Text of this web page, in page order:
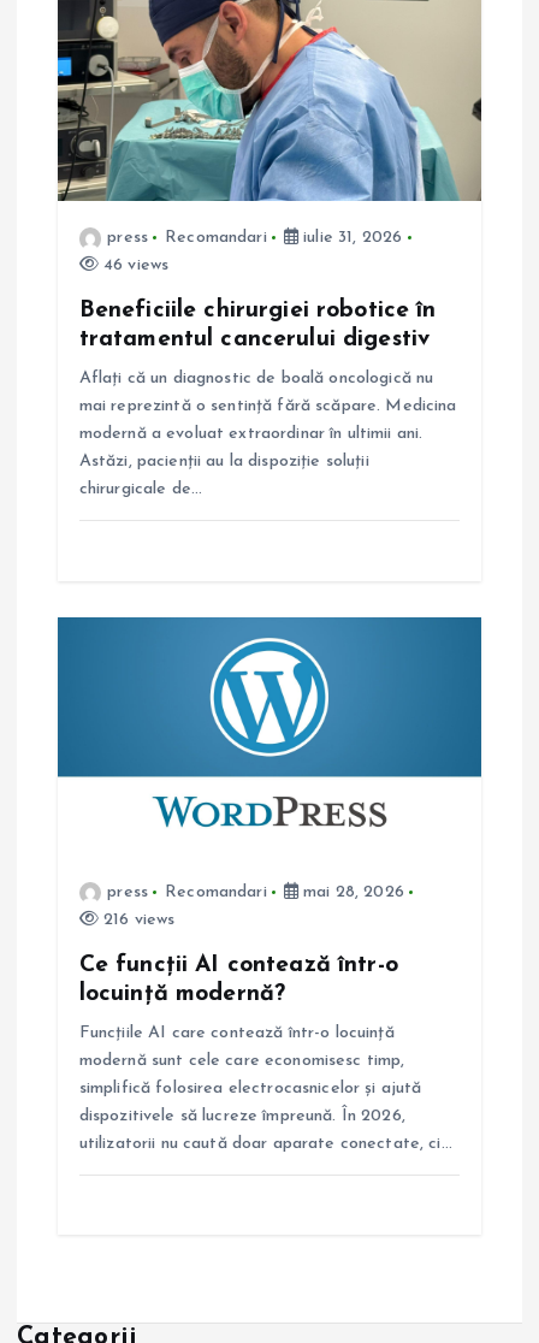
n
a
r
t
press Recomandari
iulie 31, 2026
46 views
Beneficiile chirurgiei robotice în
tratamentul cancerului digestiv
Aflați că un diagnostic de boală oncologică nu
mai reprezintă o sentință fără scăpare. Medicina
modernă a evoluat extraordinar în ultimii ani.
Astăzi, pacienții au la dispoziție soluții
chirurgicale de…
press Recomandari
mai 28, 2026
216 views
Ce funcții AI contează într-o
locuință modernă?
Funcțiile AI care contează într-o locuință
modernă sunt cele care economisesc timp,
simplifică folosirea electrocasnicelor și ajută
dispozitivele să lucreze împreună. În 2026,
utilizatorii nu caută doar aparate conectate, ci…
Categorii